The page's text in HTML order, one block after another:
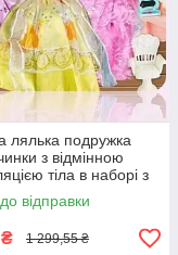
лялька подружка
з відмінною
тіла в наборі з
мебель
відправки
₴ 1 299,55 ₴